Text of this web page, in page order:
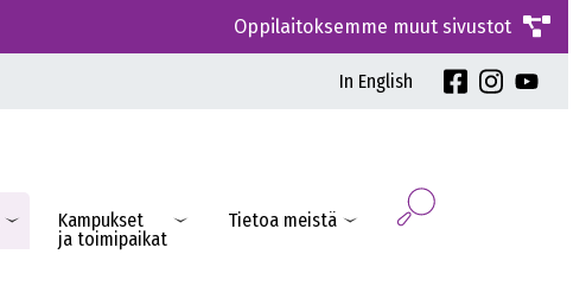
Oppilaitoksemme muut sivustot
In English
Kampukset
ja toimipaikat
Tietoa meistä